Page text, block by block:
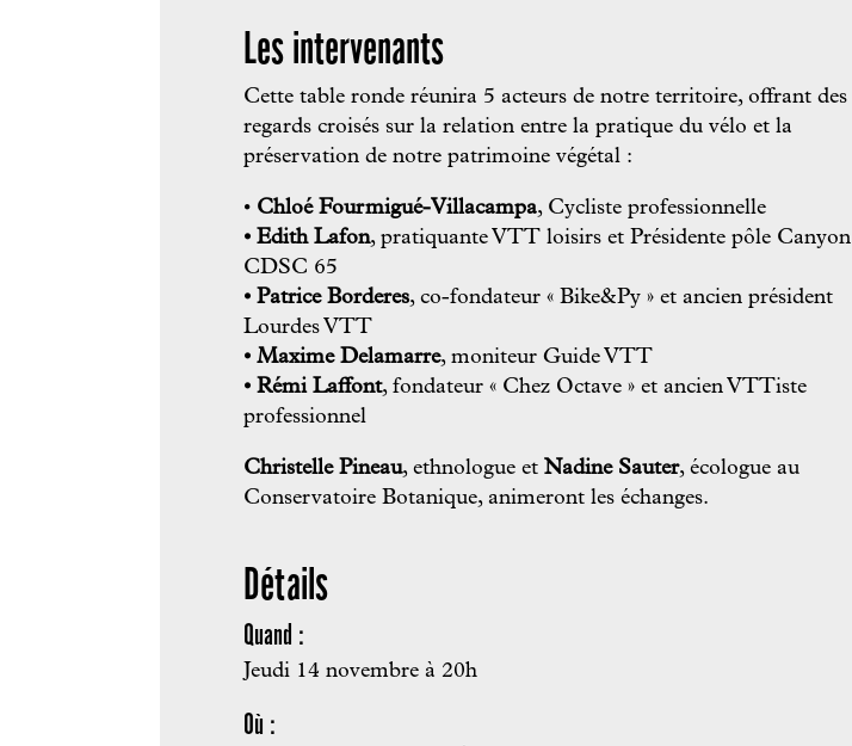
Les intervenants
Cette table ronde réunira 5 acteurs de notre territoire, offrant des
regards croisés sur la relation entre la pratique du vélo et la
préservation de notre patrimoine végétal :
• Chloé Fourmigué-Villacampa, Cycliste professionnelle
• Edith Lafon, pratiquante VTT loisirs et Présidente pôle Canyon
CDSC 65
• Patrice Borderes, co-fondateur « Bike&Py » et ancien président
Lourdes VTT
• Maxime Delamarre, moniteur Guide VTT
• Rémi Laffont, fondateur « Chez Octave » et ancien VTTiste
professionnel
Christelle Pineau, ethnologue etNadine Sauter, écologue au
Conservatoire Botanique, animeront les échanges.
Détails
Quand :
Jeudi 14 novembre à 20h
Où :